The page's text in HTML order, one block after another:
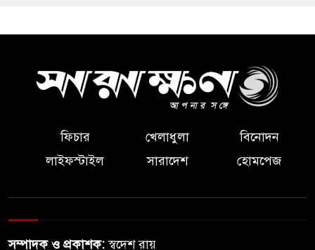
ফিচার খেলাধুলা
বিনোদন
লাইফস্টাইল
সারাদেশ হোমপেজ
সম্পাদক ও প্রকাশক:স্বদেশ রায়